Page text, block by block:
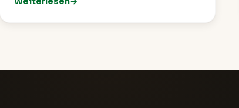
: TCI-Sommerfest 2026 – Ein rundum gelungenes